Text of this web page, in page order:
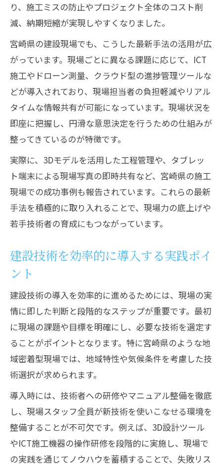
り、施工ミスの防止やプロジェクト全体のコスト削
減、納期短縮が実現しやすくなりました。
宮崎県の建設現場でも、こうした最新手法の活用が広
がっています。現場ごとに異なる課題に応じて、ICT
施工やドローン測量、クラウド型の進捗管理ツールな
どが導入されており、現場担当者の負担軽減やリアル
タイムな情報共有が可能になっています。現場状況を
即座に把握し、円滑な意思決定を行うための仕組みが
整ってきているのが特徴です。
実際に、3Dモデルを活用した工程管理や、タブレッ
ト端末による現場写真の即時共有など、宮崎県の施工
現場での成功事例も報告されています。これらの最新
手法を積極的に取り入れることで、現場力の底上げや
若手技術者の育成にもつながっています。
建設技術を効率的に導入する実践ポイ
ント
建設技術の導入を効率的に進めるためには、現場の実
情に即した判断と段階的なステップが重要です。最初
に現場の課題や目標を明確にし、必要な技術を選定す
ることがポイントとなります。特に宮崎県のような地
域密着型現場では、地域特性や気候条件を考慮した技
術選択が求められます。
導入時には、技術者への研修やマニュアル整備を徹底
し、現場スタッフ全員が新技術を使いこなせる環境を
整備することが不可欠です。例えば、3D設計ツール
やICT施工機器の操作研修を段階的に実施し、現場で
の実践を通じてノウハウを蓄積することで、失敗リス